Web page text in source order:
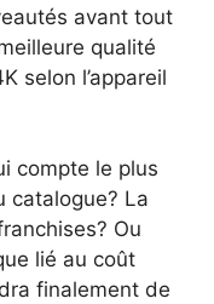
avant tout
qualité
selon l’appareil
compte le plus
catalogue? La
Ou
lié au coût
finalement de